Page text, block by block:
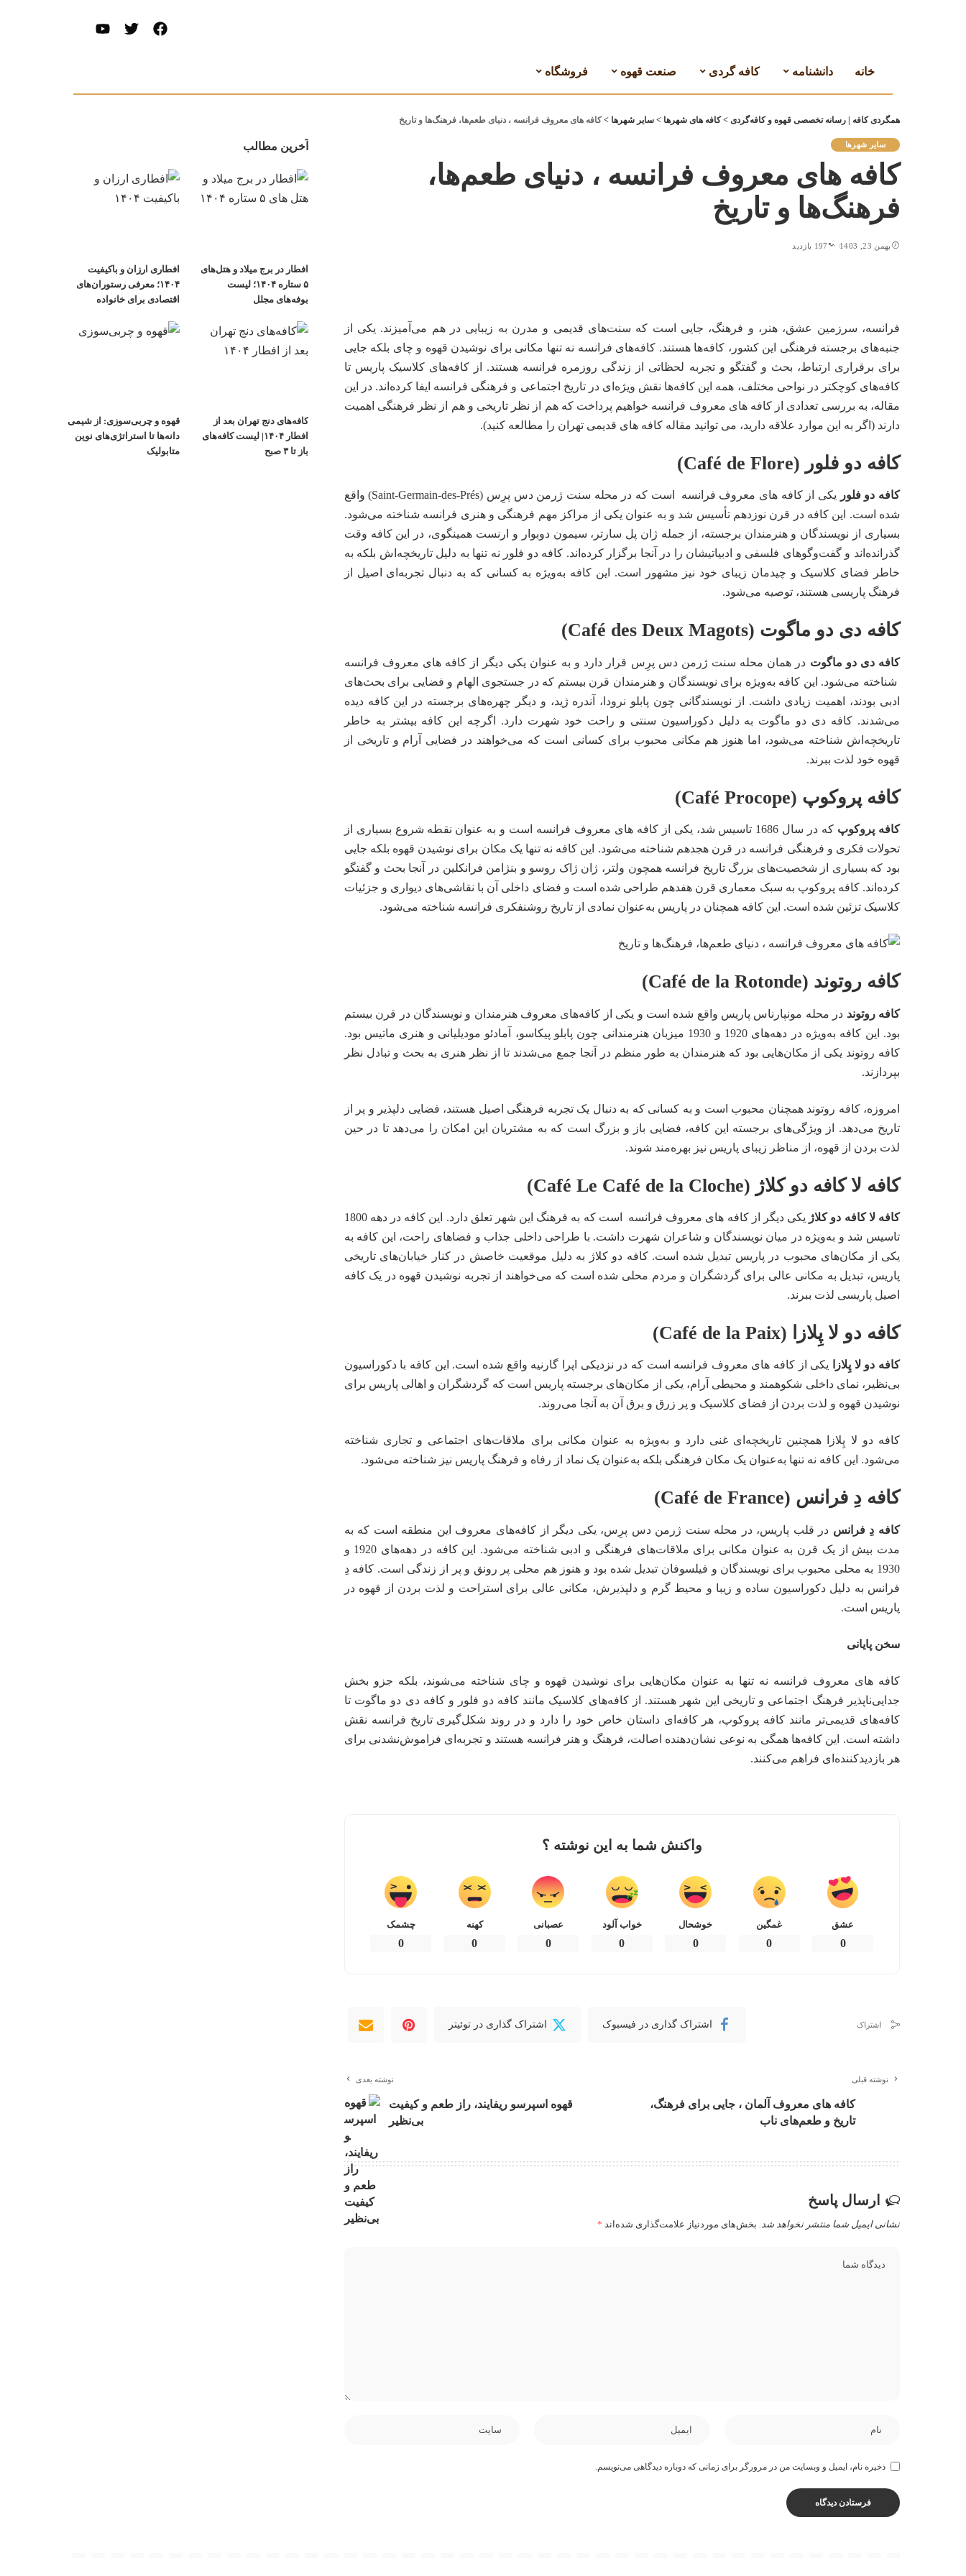
خانه دانشنامه کافه گردی صنعت قهوه فروشگاه
همگردی کافه | رسانه تخصصی قهوه و کافه‌گردی >کافه های شهرها > سایر شهرها >کافه های معروف فرانسه ، دنیای طعم‌ها، فرهنگ‌ها و تاریخ
سایر شهرها
کافه های معروف فرانسه ، دنیای طعم‌ها،
فرهنگ‌ها و تاریخ
بهمن 23, 1403 197 بازدید
فرانسه، سرزمین عشق، هنر، و فرهنگ، جایی است که سنت‌های قدیمی و مدرن به زیبایی در هم می‌آمیزند. یکی از
جنبه‌های برجسته فرهنگی این کشور، کافه‌ها هستند. کافه‌های فرانسه نه تنها مکانی برای نوشیدن قهوه و چای بلکه جایی
برای برقراری ارتباط، بحث و گفتگو و تجربه لحظاتی از زندگی روزمره فرانسه هستند. از کافه‌های کلاسیک پاریس تا
کافه‌های کوچکتر در نواحی مختلف، همه این کافه‌ها نقش ویژه‌ای در تاریخ اجتماعی و فرهنگی فرانسه ایفا کرده‌اند. در این
مقاله، به بررسی تعدادی از کافه های معروف فرانسه خواهیم پرداخت که هم از نظر تاریخی و هم از نظر فرهنگی اهمیت
دارند (اگر به این موارد علاقه دارید، می توانید مقاله کافه های قدیمی تهران را مطالعه کنید).
کافه دو فلور (Café de Flore)
کافه دو فلور
یکی از کافه های معروف فرانسه است که در محله سنت ژرمن دس پرِس (Saint-Germain-des-Prés) واقع
شده است. این کافه در قرن نوزدهم تأسیس شد و به عنوان یکی از مراکز مهم فرهنگی و هنری فرانسه شناخته می‌شود.
بسیاری از نویسندگان و هنرمندان برجسته، از جمله ژان پل سارتر، سیمون دوبوار و ارنست همینگوی، در این کافه وقت
گذرانده‌اند و گفت‌وگوهای فلسفی و ادبیاتیشان را در آنجا برگزار کرده‌اند. کافه دو فلور نه تنها به دلیل تاریخچه‌اش بلکه به
خاطر فضای کلاسیک و چیدمان زیبای خود نیز مشهور است. این کافه به‌ویژه به کسانی که به دنبال تجربه‌ای اصیل از
فرهنگ پاریسی هستند، توصیه می‌شود.
کافه دی دو ماگوت (Café des Deux Magots)
کافه دی دو ماگوت در همان محله سنت ژرمن دس پرِس قرار دارد و به عنوان یکی دیگر از کافه های معروف فرانسه
شناخته می‌شود. این کافه به‌ویژه برای نویسندگان و هنرمندان قرن بیستم که در جستجوی الهام و فضایی برای بحث‌های
ادبی بودند، اهمیت زیادی داشت. از نویسندگانی چون پابلو نرودا، آندره ژید، و دیگر چهره‌های برجسته در این کافه دیده
می‌شدند. کافه دی دو ماگوت به دلیل دکوراسیون سنتی و راحت خود شهرت دارد. اگرچه این کافه بیشتر به خاطر
تاریخچه‌اش شناخته می‌شود، اما هنوز هم مکانی محبوب برای کسانی است که می‌خواهند در فضایی آرام و تاریخی از
قهوه خود لذت ببرند.
کافه پروکوپ (Café Procope)
کافه پروکوپ
که در سال 1686 تاسیس شد، یکی از کافه های معروف فرانسه است و به عنوان نقطه شروع بسیاری از
تحولات فکری و فرهنگی فرانسه در قرن هجدهم شناخته می‌شود. این کافه نه تنها یک مکان برای نوشیدن قهوه بلکه جایی
بود که بسیاری از شخصیت‌های بزرگ تاریخ فرانسه همچون ولتر، ژان ژاک روسو و بنژامن فرانکلین در آنجا بحث و گفتگو
کرده‌اند. کافه پروکوپ به سبک معماری قرن هفدهم طراحی شده است و فضای داخلی آن با نقاشی‌های دیواری و جزئیات
کلاسیک تزئین شده است. این کافه همچنان در پاریس به‌عنوان نمادی از تاریخ روشنفکری فرانسه شناخته می‌شود.
کافه روتوند (Café de la Rotonde)
کافه روتوند در محله مونپارناس پاریس واقع شده است و یکی از کافه‌های معروف هنرمندان و نویسندگان در قرن بیستم
بود. این کافه به‌ویژه در دهه‌های 1920 و 1930 میزبان هنرمندانی چون پابلو پیکاسو، آمادئو مودیلیانی و هنری ماتیس بود.
کافه روتوند یکی از مکان‌هایی بود که هنرمندان به طور منظم در آنجا جمع می‌شدند تا از نظر هنری به بحث و تبادل نظر
بپردازند.
امروزه، کافه روتوند همچنان محبوب است و به کسانی که به دنبال یک تجربه فرهنگی اصیل هستند، فضایی دلپذیر و پر از
تاریخ می‌دهد. از ویژگی‌های برجسته این کافه، فضایی باز و بزرگ است که به مشتریان این امکان را می‌دهد تا در حین
لذت بردن از قهوه، از مناظر زیبای پاریس نیز بهره‌مند شوند.
کافه لا کافه دو کلاژ (Café Le Café de la Cloche)
کافه لا کافه دو کلاژ
یکی دیگر از کافه های معروف فرانسه است که به فرهنگ این شهر تعلق دارد. این کافه در دهه 1800
تاسیس شد و به‌ویژه در میان نویسندگان و شاعران شهرت داشت. با طراحی داخلی جذاب و فضاهای راحت، این کافه به
یکی از مکان‌های محبوب در پاریس تبدیل شده است. کافه دو کلاژ به دلیل موقعیت خاصش در کنار خیابان‌های تاریخی
پاریس، تبدیل به مکانی عالی برای گردشگران و مردم محلی شده است که می‌خواهند از تجربه نوشیدن قهوه در یک کافه
اصیل پاریسی لذت ببرند.
کافه دو لا پِلازا (Café de la Paix)
کافه دو لا پِلازا
یکی از کافه های معروف فرانسه است که در نزدیکی اپرا گارنیه واقع شده است. این کافه با دکوراسیون
بی‌نظیر، نمای داخلی شکوهمند و محیطی آرام، یکی از مکان‌های برجسته پاریس است که گردشگران و اهالی پاریس برای
نوشیدن قهوه و لذت بردن از فضای کلاسیک و پر زرق و برق آن به آنجا می‌روند.
کافه دو لا پِلازا همچنین تاریخچه‌ای غنی دارد و به‌ویژه به عنوان مکانی برای ملاقات‌های اجتماعی و تجاری شناخته
می‌شود. این کافه نه تنها به‌عنوان یک مکان فرهنگی بلکه به‌عنوان یک نماد از رفاه و فرهنگ پاریس نیز شناخته می‌شود.
کافه دِ فرانس (Café de France)
کافه دِ فرانس در قلب پاریس، در محله سنت ژرمن دس پرِس، یکی دیگر از کافه‌های معروف این منطقه است که به
مدت بیش از یک قرن به عنوان مکانی برای ملاقات‌های فرهنگی و ادبی شناخته می‌شود. این کافه در دهه‌های 1920 و
1930 به محلی محبوب برای نویسندگان و فیلسوفان تبدیل شده بود و هنوز هم محلی پر رونق و پر از زندگی است. کافه دِ
فرانس به دلیل دکوراسیون ساده و زیبا و محیط گرم و دلپذیرش، مکانی عالی برای استراحت و لذت بردن از قهوه در
پاریس است.
سخن پایانی
کافه های معروف فرانسه نه تنها به عنوان مکان‌هایی برای نوشیدن قهوه و چای شناخته می‌شوند، بلکه جزو بخش
جدایی‌ناپذیر فرهنگ اجتماعی و تاریخی این شهر هستند. از کافه‌های کلاسیک مانند کافه دو فلور و کافه دی دو ماگوت تا
کافه‌های قدیمی‌تر مانند کافه پروکوپ، هر کافه‌ای داستان خاص خود را دارد و در روند شکل‌گیری تاریخ فرانسه نقش
داشته است. این کافه‌ها همگی به نوعی نشان‌دهنده اصالت، فرهنگ و هنر فرانسه هستند و تجربه‌ای فراموش‌نشدنی برای
هر بازدیدکننده‌ای فراهم می‌کنند.
واکنش شما به این نوشته ؟
عشق
0
غمگین
0
خوشحال
0
خواب آلود
0
عصبانی
0
کهنه
0
چشمک
0
اشتراک اشتراک گذاری در فیسبوک اشتراک گذاری در توئیتر
نوشته قبلی
کافه های معروف آلمان ، جایی برای فرهنگ،
تاریخ و طعم‌های ناب
نوشته بعدی
قهوه اسپرسو ریفایند، راز طعم و کیفیت
بی‌نظیر
ارسال پاسخ
نشانی ایمیل شما منتشر نخواهد شد. بخش‌های موردنیاز علامت‌گذاری شده‌اند *
ذخیره نام، ایمیل و وبسایت من در مرورگر برای زمانی که دوباره دیدگاهی می‌نویسم.
آخرین مطالب
افطار در برج میلاد و هتل‌های
۵ ستاره ۱۴۰۴؛ لیست
بوفه‌های مجلل
افطاری ارزان و باکیفیت
۱۴۰۴؛ معرفی رستوران‌های
اقتصادی برای خانواده
کافه‌های دنج تهران بعد از
افطار ۱۴۰۴| لیست کافه‌های
باز تا ۳ صبح
قهوه و چربی‌سوزی: از شیمی
دانه‌ها تا استراتژی‌های نوین
متابولیک